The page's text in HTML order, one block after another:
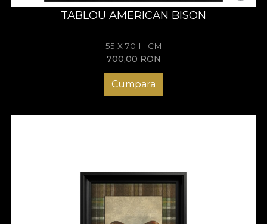
TABLOU AMERICAN BISON
55 X 70 H CM
700,00 RON
Cumpara